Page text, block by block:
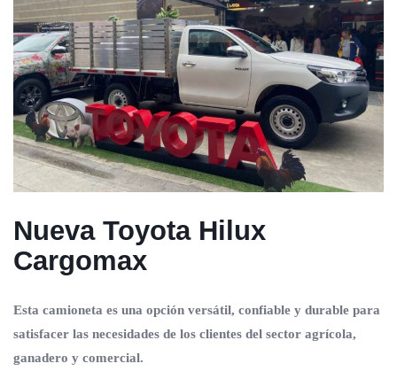
Nueva Toyota Hilux
Cargomax
Esta camioneta es una opción versátil, confiable y durable para
satisfacer las necesidades de los clientes del sector agrícola,
ganadero y comercial.